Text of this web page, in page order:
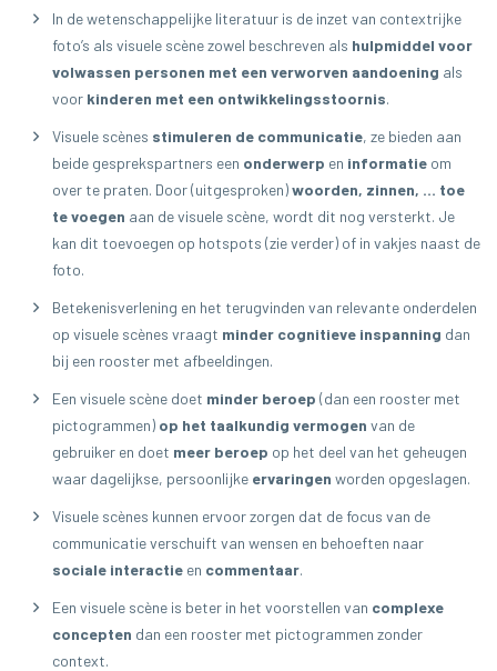
In de wetenschappelijke literatuur is de inzet van contextrijke
foto’s als visuele scène zowel beschreven als hulpmiddel voor
volwassen personen met een verworven aandoening als
voor kinderen met een ontwikkelingsstoornis.
Visuele scènes stimuleren de communicatie, ze bieden aan
beide gesprekspartners een onderwerp en informatie om
over te praten. Door (uitgesproken)woorden, zinnen, … toe
te voegen aan de visuele scène, wordt dit nog versterkt. Je
kan dit toevoegen op hotspots (zie verder) of in vakjes naast de
foto.
Betekenisverlening en het terugvinden van relevante onderdelen
op visuele scènes vraagt minder cognitieve inspanning dan
bij een rooster met afbeeldingen.
Een visuele scène doet minder beroep (dan een rooster met
pictogrammen) op het taalkundig vermogen van de
gebruiker en doet meer beroep op het deel van het geheugen
waar dagelijkse, persoonlijke ervaringen worden opgeslagen.
Visuele scènes kunnen ervoor zorgen dat de focus van de
communicatie verschuift van wensen en behoeften naar
sociale interactie en commentaar.
Een visuele scène is beter in het voorstellen van complexe
concepten dan een rooster met pictogrammen zonder
context.